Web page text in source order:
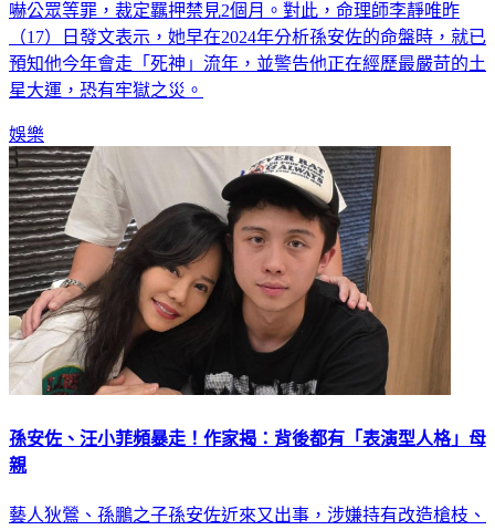
嚇公眾等罪，裁定羈押禁見2個月。對此，命理師李靜唯昨
（17）日發文表示，她早在2024年分析孫安佐的命盤時，就已
預知他今年會走「死神」流年，並警告他正在經歷最嚴苛的土
星大運，恐有牢獄之災。
娛樂
孫安佐、汪小菲頻暴走！作家揭：背後都有「表演型人格」母
親
藝人狄鶯、孫鵬之子孫安佐近來又出事，涉嫌持有改造槍枝、